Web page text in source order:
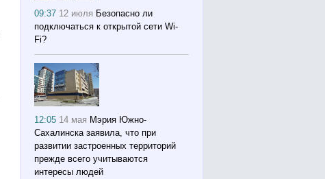
09:37 12 июля Безопасно ли
подключаться к открытой сети Wi-
Fi?
12:05 14 мая Мэрия Южно-
Сахалинска заявила, что при
развитии застроенных территорий
прежде всего учитываются
интересы людей